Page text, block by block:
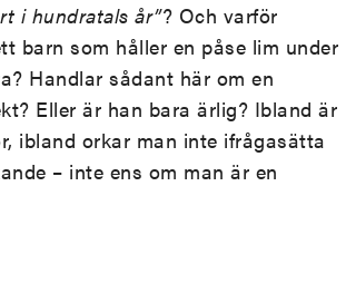
i hundratals år”? Och varför
barn som håller en påse lim under
Handlar sådant här om en
Eller är han bara ärlig? Ibland är
ibland orkar man inte ifrågasätta
– inte ens om man är en